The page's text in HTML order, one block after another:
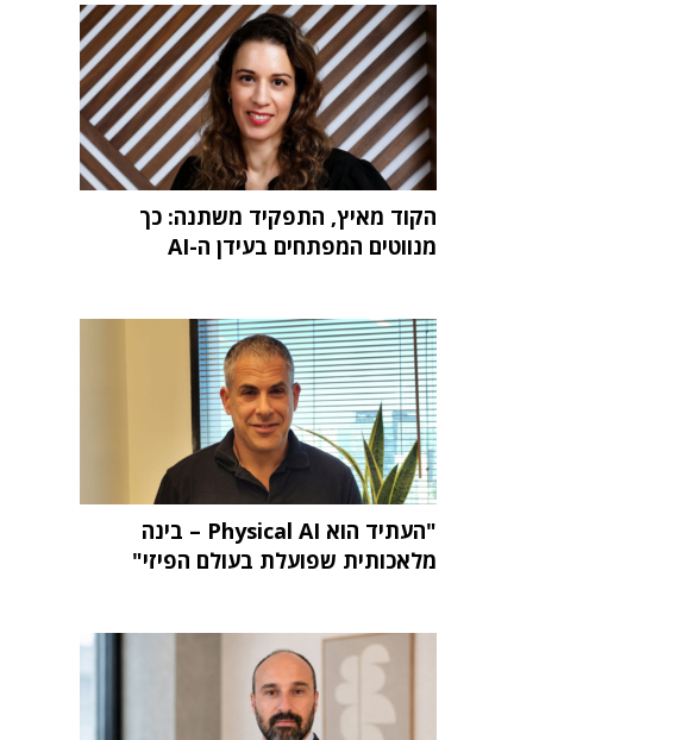
הקוד מאיץ, התפקיד משתנה: כך
מנווטים המפתחים בעידן ה-AI
"העתיד הוא Physical AI – בינה
מלאכותית שפועלת בעולם הפיזי"